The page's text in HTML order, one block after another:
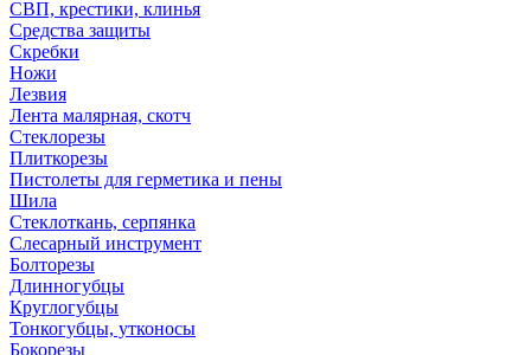
СВП, крестики, клинья
Средства защиты
Скребки
Ножи
Лезвия
Лента малярная, скотч
Стеклорезы
Плиткорезы
Пистолеты для герметика и пены
Шила
Стеклоткань, серпянка
Слесарный инструмент
Болторезы
Длинногубцы
Круглогубцы
Тонкогубцы, утконосы
Бокорезы